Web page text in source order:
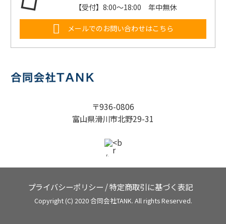
【受付】8:00～18:00 年中無休
メールでのお問い合わせはこちら
〒936-0806
富山県滑川市北野29-31
プライバシーポリシー /特定商取引に基づく表記
Copyright (C) 2020 合同会社TANK. All rights Reserved.